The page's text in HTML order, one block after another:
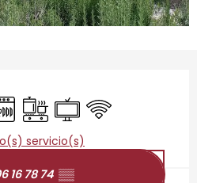
de cama
Placa de cocción
Televisión
Wifi
servicio(s)
16 78 74 ▒▒